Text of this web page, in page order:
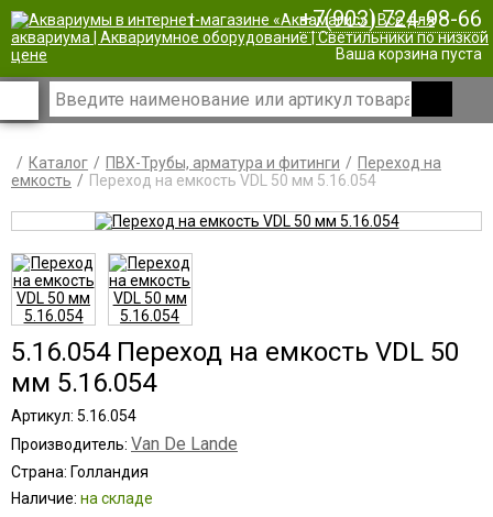
| +7(903) 724-98-66
Ваша корзина пуста
Каталог ПВХ-Трубы, арматура и фитинги
Переход на
емкость
Переход на емкость VDL 50 мм 5.16.054
5.16.054 Переход на емкость VDL 50
мм 5.16.054
Артикул: 5.16.054
Производитель: Van De Lande
Страна: Голландия
Наличие: на складе